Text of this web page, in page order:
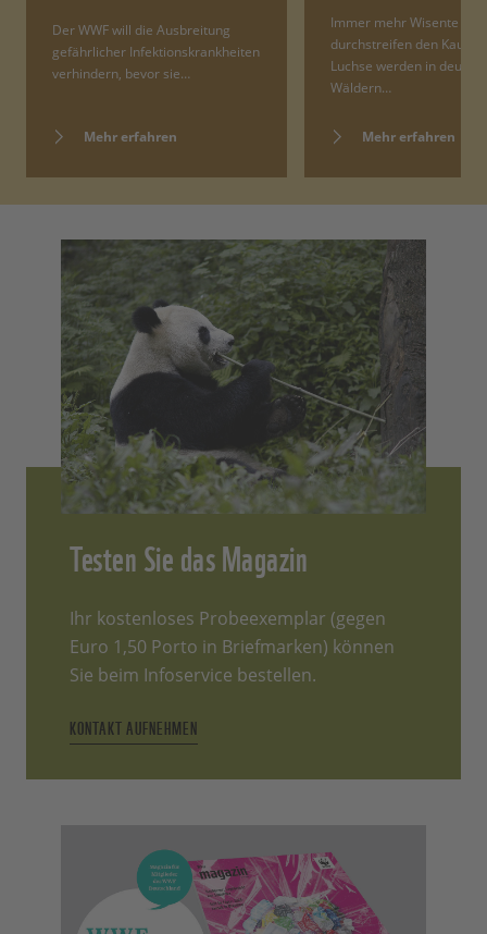
Der WWF will die Ausbreitung
gefährlicher Infektionskrankheiten
verhindern, bevor sie…
Mehr erfahren
Immer mehr Wisente
durchstreifen den
Luchse werden in
Wäldern…
Mehr erfahren
Testen Sie das Magazin
Ihr kostenloses Probeexemplar (gegen
Euro 1,50 Porto in Briefmarken) können
Sie beim Infoservice bestellen.
KONTAKT AUFNEHMEN